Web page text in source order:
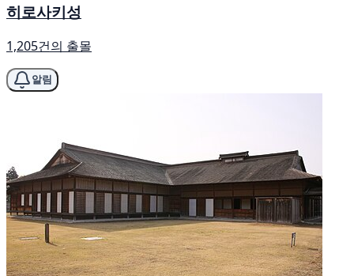
히로사키성
1,205건의 출몰
알림